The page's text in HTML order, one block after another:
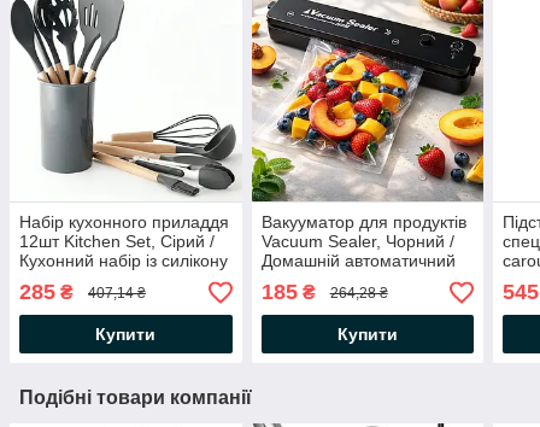
Набір кухонного приладдя
12шт Kitchen Set, Сірий /
Кухонний набір із силікону
285 ₴ 407,14 ₴
Купити
Вакууматор для продуктів
Vacuum Sealer, Чорний /
Домашній автоматичний
185₴ 264,28 ₴
Купити
545
Подібні товари компанії